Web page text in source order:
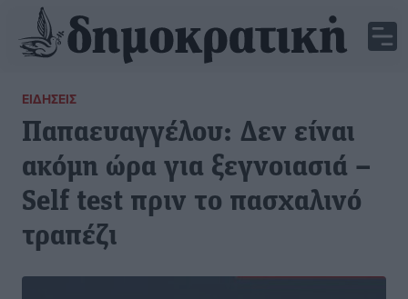
ΕΙΔΉΣΕΙΣ
Παπαευαγγέλου: Δεν είναι
ακόμη ώρα για ξεγνοιασιά –
Self test πριν το πασχαλινό
τραπέζι